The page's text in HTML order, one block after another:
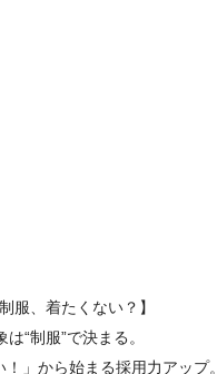
服、着たくない？】
は“制服”で決まる。
！」から始まる採用力アップ。